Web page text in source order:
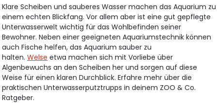
Klare Scheiben und sauberes Wasser machen das Aquarium zu
einem echten Blickfang. Vor allem aber ist eine gut gepflegte
Unterwasserwelt wichtig für das Wohlbefinden seiner
Bewohner. Neben einer geeigneten Aquariumstechnik können
auch Fische helfen, das Aquarium sauber zu
halten.Welse etwa machen sich mit Vorliebe über
Algenbewuchs an den Scheiben her und sorgen auf diese
Weise für einen klaren Durchblick. Erfahre mehr über die
praktischen Unterwasserputztrupps in deinem ZOO & Co.
Ratgeber.